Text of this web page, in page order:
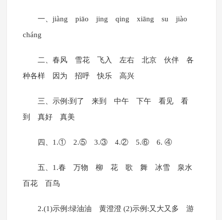
一、jiàng piāo jing qing xiāng su jiào
cháng
二、春风 雪花 飞入 左右 北京 伙伴 各
种各样 因为 招呼 快乐 高兴
三、示例:到了 来到 中午 下午 看见 看
到 真好 真美
四、1.① 2.⑤ 3.③ 4.② 5.⑥ 6. ④
五、1.春 万物 柳 花 歌 舞 冰雪 泉水
百花 百鸟
2.(1)示例:绿油油 黄澄澄 (2)示例:又大又多 游